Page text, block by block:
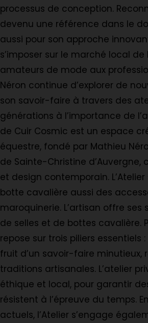
processus de conception.
devenu une référence dans le
aussi pour son approche
s’imposer sur le marché local
amateurs de mode aux
Néron continue d’explorer de
son savoir-faire à travers des
générations à l’importance de
de Cuir Cosmic est un espace
équestre, fondé par Mathieu
de Sainte-Christine
et design contemporain.
botte cavalière aussi des
maroquinerie. L’artisan offre
de selles et de bottes cavalière.
repose sur trois piliers
fruit d’un savoir-faire minutieux,
traditions artisanales. L’atelier
éthique et local, pour garantir
résistent à l’épreuve du temps.
actuels, l’Atelier s’engage